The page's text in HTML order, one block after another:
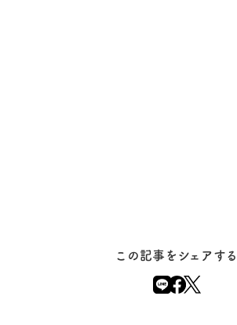
この記事をシェアする